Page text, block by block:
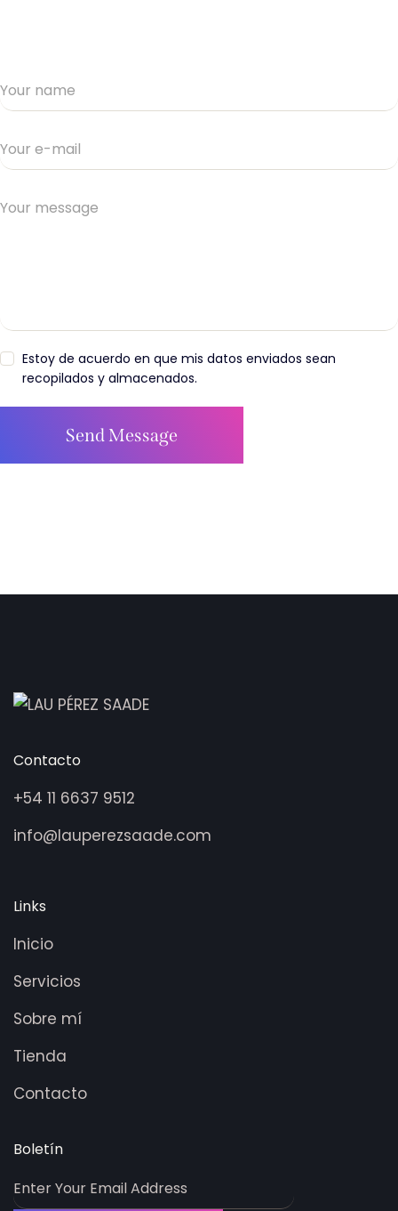
Estoy de acuerdo en que mis datos enviados sean
recopilados y almacenados.
Send Message
Contacto
+54 11 6637 9512
info@lauperezsaade.com
Links
Inicio
Servicios
Sobre mí
Tienda
Contacto
Boletín